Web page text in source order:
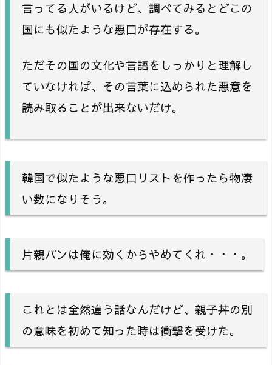
言ってる人がいるけど、調べてみるとどこの
国にも似たような悪口が存在する。
ただその国の文化や言語をしっかりと理解し
ていなければ、その言葉に込められた悪意を
読み取ることが出来ないだけ。
韓国で似たような悪口リストを作ったら物凄
い数になりそう。
片親パンは俺に効くからやめてくれ・・・。
これとは全然違う話なんだけど、親子丼の別
の意味を初めて知った時は衝撃を受けた。